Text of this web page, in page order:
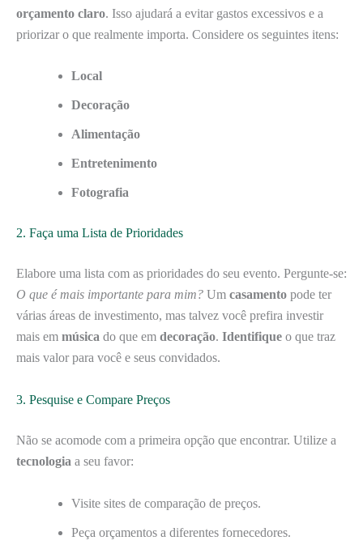
orçamento claro. Isso ajudará a evitar gastos excessivos e a
priorizar o que realmente importa. Considere os seguintes itens:
Local
Decoração
Alimentação
Entretenimento
Fotografia
2. Faça uma Lista de Prioridades
Elabore uma lista com as prioridades do seu evento. Pergunte-se:
O que é mais importante para mim? Um casamento pode ter
várias áreas de investimento, mas talvez você prefira investir
mais em música do que em decoração. Identifique o que traz
mais valor para você e seus convidados.
3. Pesquise e Compare Preços
Não se acomode com a primeira opção que encontrar. Utilize a
tecnologia a seu favor:
Visite sites de comparação de preços.
Peça orçamentos a diferentes fornecedores.